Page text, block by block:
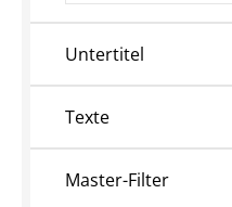
Untertitel
Texte
Master-Filter